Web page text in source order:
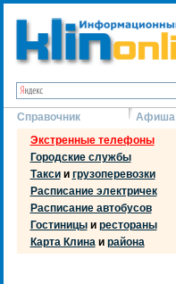
Справочник Афиша
Экстренные телефоны
Городские службы
Таксии грузоперевозки
Расписание электричек
Расписание автобусов
Гостиницыи рестораны
Карта Клинаи района